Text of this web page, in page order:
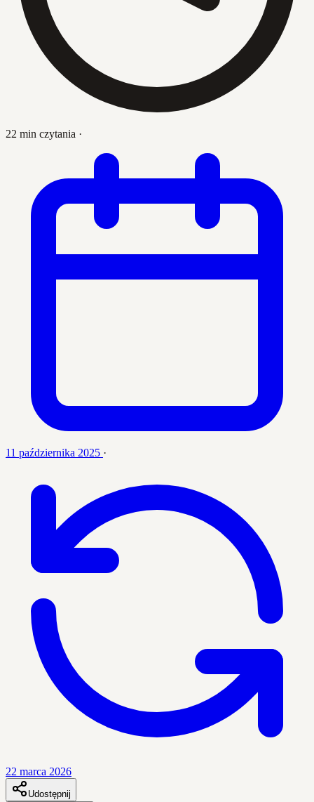
22 min czytania ·
11 października 2025 ·
22 marca 2026
Udostępnij